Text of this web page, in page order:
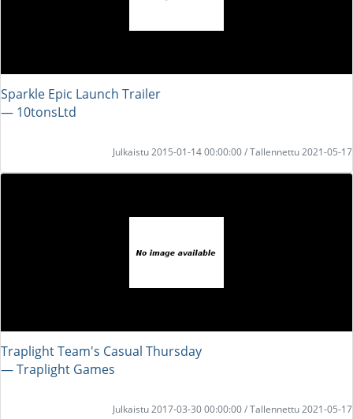
Sparkle Epic Launch Trailer
― 10tonsLtd
Julkaistu 2015-01-14 00:00:00 / Tallennettu 2021-05-17
Traplight Team's Casual Thursday
― Traplight Games
Julkaistu 2017-03-30 00:00:00 / Tallennettu 2021-05-17